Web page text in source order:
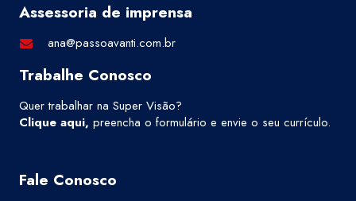
Assessoria de imprensa
ana@passoavanti.com.br
Trabalhe Conosco
Quer trabalhar na Super Visão?
Clique aqui, preencha o formulário e envie o seu currículo.
Fale Conosco